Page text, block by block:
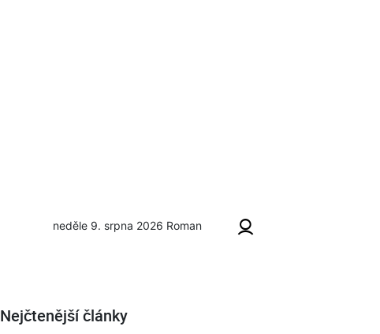
neděle 9. srpna 2026 Roman
Nejčtenější články